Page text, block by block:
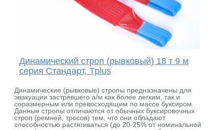
Динамический строп (рывковый) 18 т 9 м
серия Стандарт, Tplus
Динамические (рывковые) стропы предназначены для
эвакуации застрявшего а/м как более легким, так и
соразмерным или превосходящим по массе буксиром.
Данные стропы отличаются от обычных буксировочных
строп (ремней, тросов) тем, что они обладают
способностью растягиваться (до 20-25% от номинальной